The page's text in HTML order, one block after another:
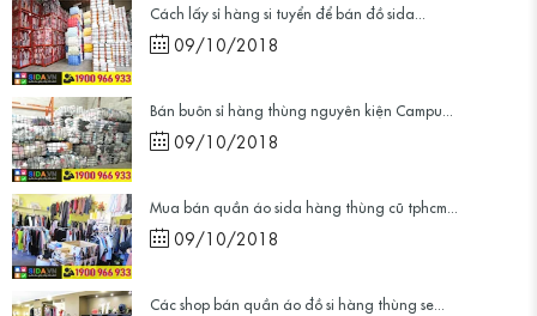
Cách lấy sỉ hàng si tuyển để bán đồ sida...
09/10/2018
Bán buôn sỉ hàng thùng nguyên kiện Campu...
09/10/2018
Mua bán quần áo sida hàng thùng cũ tphcm...
09/10/2018
Các shop bán quần áo đồ si hàng thùng se...